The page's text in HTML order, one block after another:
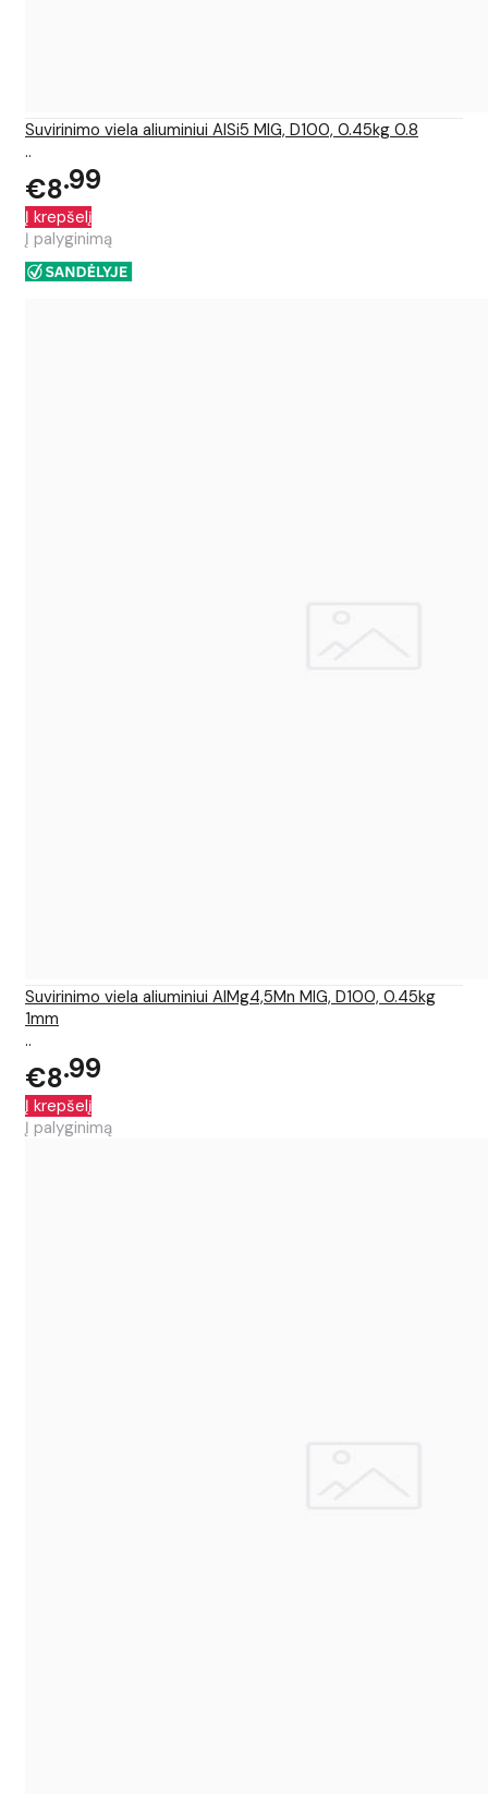
Suvirinimo viela aliuminiui AlSi5 MIG, D100, 0.45kg 0.8
..
€8 99
Į krepšelį
Į palyginimą
Suvirinimo viela aliuminiui AlMg4,5Mn MIG, D100, 0.45kg
1mm
..
€8 99
Į krepšelį
Į palyginimą